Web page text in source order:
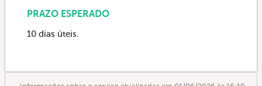
PRAZO ESPERADO
10 dias úteis.